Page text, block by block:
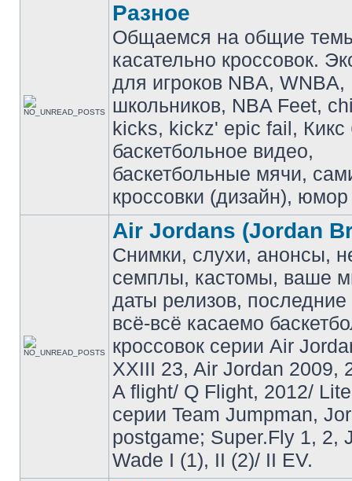
Разное
Общаемся на общие
касательно кроссовок.
для игроков NBA, WNBA,
школьников, NBA Feet,
kicks, kickz' epic fail, Кикс
баскетбольное видео,
баскетбольные мячи,
кроссовки (дизайн),
Air Jordans (Jordan
Снимки, слухи, анонсы,
семплы, кастомы, ваше
даты релизов, последние
всё-всё касаемо
кроссовок серии Air
XXIII 23, Air Jordan 2009,
A flight/ Q Flight, 2012/
серии Team Jumpman,
postgame; Super.Fly 1, 2,
Wade I (1), II (2)/ II EV.